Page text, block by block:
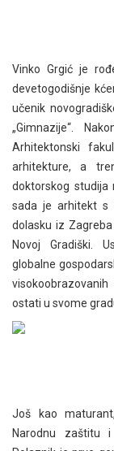
Vinko Grgić je
devetogodišnje
učenik
„Gimnazije“.
Arhitektonski
arhitekture, a
doktorskog
sada je arhitekt s
dolasku iz
Novoj Gradiški.
globalne
ostati u svome
Još kao
Narodnu zaštitu